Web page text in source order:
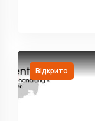
Відкрито